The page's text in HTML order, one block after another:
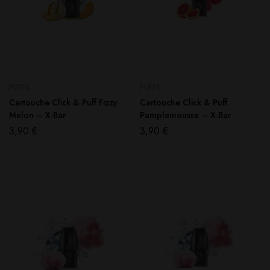
Cartouche Click & Puff Fizzy
Melon – X-Bar
3,90 €
Cartouche Click & Puff
Pamplemousse – X-Bar
3,90 €